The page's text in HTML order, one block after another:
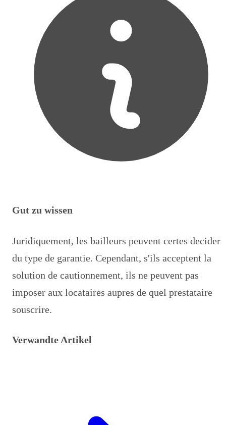
Gut zu wissen
Juridiquement, les bailleurs peuvent certes decider
du type de garantie. Cependant, s'ils acceptent la
solution de cautionnement, ils ne peuvent pas
imposer aux locataires aupres de quel prestataire
souscrire.
Verwandte Artikel